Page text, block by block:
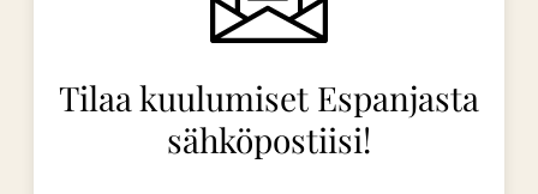
Tilaa kuulumiset Espanjasta
sähköpostiisi!